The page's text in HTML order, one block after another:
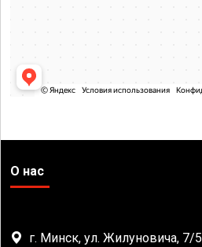
О нас
г. Минск, ул. Жилуновича, 7/5